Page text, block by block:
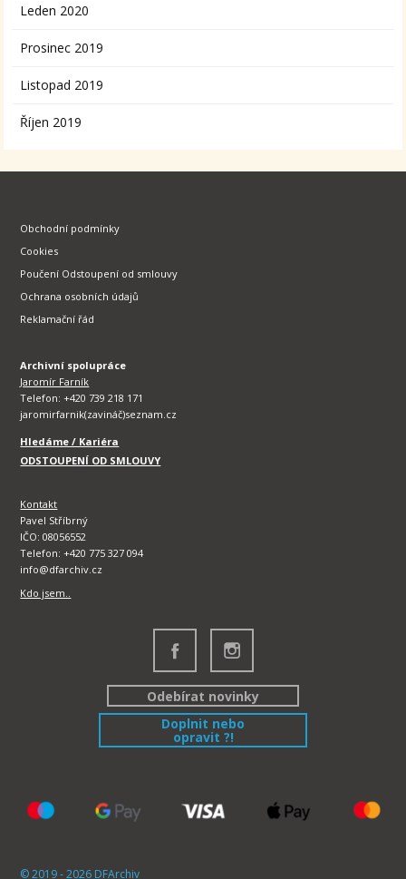
Leden 2020
Prosinec 2019
Listopad 2019
Říjen 2019
Obchodní podmínky
Cookies
Poučení Odstoupení od smlouvy
Ochrana osobních údajů
Reklamační řád
Archivní spolupráce
Jaromír Farník
Telefon: +420 739 218 171
jaromirfarnik(zavináč)seznam.cz
Hledáme / Kariéra
ODSTOUPENÍ OD SMLOUVY
Kontakt
Pavel Stříbrný
IČO: 08056552
Telefon: +420 775 327 094
info@dfarchiv.cz
Kdo jsem..
Odebírat novinky
Doplnit nebo
opravit ?!
© 2019 - 2026 DFArchiv